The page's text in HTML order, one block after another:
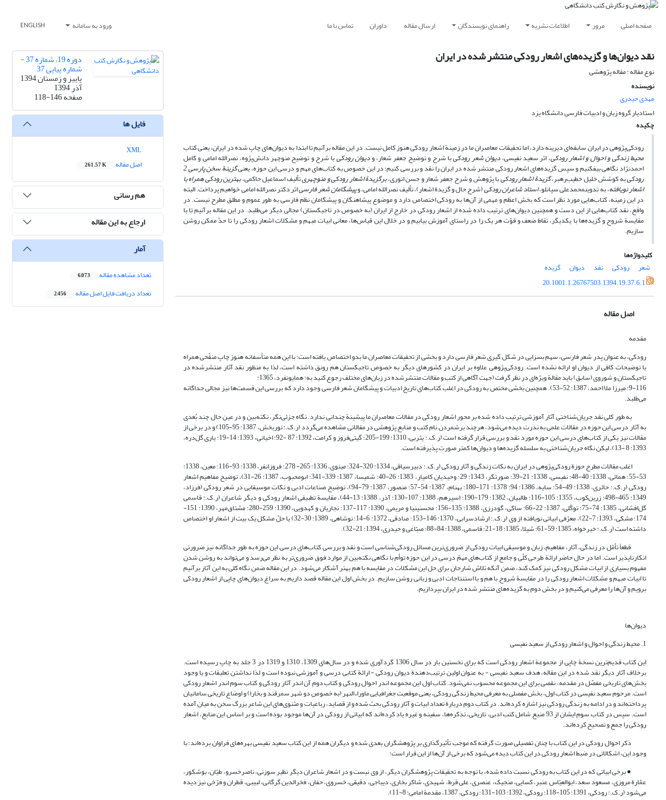
صفحه اصلی مرور اطلاعات نشریه راهنمای نویسندگان ارسال مقاله داوران تماس با ما ورود به سامانه ENGLISH
نقد دیوان‌ها و گزیده‌های اشعار رودکی منتشر شده در ایران
نوع مقاله : مقاله پژوهشی
نویسنده
مهدی حیدری
استادیار گروه زبان و ادبیات فارسی دانشگاه یزد
چکیده
رودکی‌پژوهی در ایران سابقه‌ای دیرینه دارد، اما تحقیقات معاصران ما در زمینة اشعار رودکی هنوز کامل نیست. در این مقاله برآنیم تا ابتدا به دیوان‌های چاپ شده در ایران، یعنی کتاب
محیط زندگی و احوال و اشعار رودکی، اثر سعید نفیسی،دیوان شعر رودکیبا شرح و توضیح جعفر شعار، ودیوان رودکیبا شرح و توضیح منوچهر دانش‌پژوه، نصرالله امامی و کامل
احمدنژاد نگاهی بیفکنیم و سپس گزیده‌های اشعار رودکی منتشر شده در ایران را نقد و بررسی کنیم؛ در این خصوص به کتاب‌های مهم و درسی این حوزه، یعنیگزینةسخن پارسی2
رودکیبه کوشش خلیل خطیب‌رهبر،گزیدة اشعار رودکیبا پژوهش و شرح جعفر شعار و حسن انوری،برگزیدة اشعار رودکی و منوچهریتألیف اسماعیل حاکمی،بهترینرودکی همراه با
اشعار نویافته،به تدوینمحمدعلی سپانلو،استاد شاعران رودکی(شرح حال و گزیدة اشعار)، تألیف نصرالله امامی، وپیشگامان شعر فارسیاثر دکتر نصرالله امامی خواهیم پرداخت. البته
در این زمینه، کتاب‌هایی مورد نظر است که بخش اعظم و مهمی از آن‌ها به رودکی اختصاص دارد و موضوع پیشاهنگان و پیشگامان نظم فارسی به طور عموم و مطلق مطرح نیست. در
واقع، نقد کتاب‌هایی از این دست و همچنین دیوان‌های ترتیب داده شده از اشعار رودکی در خارج از ایران (به خصوص در تاجیکستان) مجالی دیگر می‌طلبد. در این مقاله برآنیم تا با
مقایسة شروح و گزیده‌ها با یکدیگر، نقاط ضعف و قوّت هر یک را در راستای آموزش بیابیم و در خلال این قیاس‌ها، معانی ابیات مبهم و مشکلات اشعار رودکی را تا حدّ ممکن روشن
سازیم.
کلیدواژه‌ها
شعر
رودکی نقد دیوان
گزیده
20.1001.1.26767503.1394.19.37.6.1
اصل مقاله
مقدمه
رودکی، به عنوان پدر شعر فارسی، سهم بسزایی در شکل گیری شعر فارسی دارد و بخشی از تحقیقات معاصران ما بدو اختصاص یافته است؛ با این همه متأسفانه هنوز چاپ منقّحی همراه
با توضیحات کافی از دیوان او ارائه نشده است. رودکی‌پژوهی علاوه بر ایران در کشورهای دیگر به خصوص تاجیکستان هم رونق داشته است، لذا به منظور نقد آثار منتشرشده در
تاجیکستان و شوروی (سابق) باید مقالة ویژه‌ای در نظر گرفت (جهت آگاهی از کتب و مقالات منتشرشده در زبان‌های مختلف رجوع کنید به: همایونفرد، 1365:
9-116؛ میرزا ملا احمد، 1387: 52-53). همچنین بخشی مختص به رودکی در اغلب کتاب‌های تاریخ ادبیات و پیشگامان شعر فارسی وجود دارد که بررسی این قسمت‌ها نیز مجالی جداگانه
می‌طلبد.
به طور کلی نقد جریان‌شناختی آثار آموزشی ترتیب داده شده بر محور اشعار رودکی در مقالات معاصران ما پیشینة چندانی ندارد. نگاه جزئی‌نگر، نکته‌بین و در عین حال چند بُعدی
به آثار درسیِ این حوزه در مقالات علمی به ندرت دیده می‌شود، هرچند برشمردن نام کتب و منابع پژوهشی در مقالاتی مشاهده می‌گردد (ر.ک.: نوربخش، 1387: 95-105) و در برخی از
مقالات نیز یکی از کتاب‌های درسی این حوزه مورد نقد و بررسی قرار گرفته است (ر.ک.: یثربی، 1310: 199-205؛ گیتی‌فروز و کرامت، 1392: 87 -92؛ اخیانی، 1393: 14-19؛ یاری گل‌دره،
1393: 8 -13)، لیکن نگاه جریان‌شناختی به سلسله گزیده‌ها و دیوان‌ها کمتر صورت پذیرفته است.
اغلب مقالات مطرح حوزة رودکی‌پژوهی در ایران به نکات زندگی و آثار رودکی (ر.ک.: دبیرسیاقی، 1334: 320-324؛ مینوی، 1336: 265- 278؛ فروزانفر، 1338: 93-116؛ معین، 1338:
53-55؛ همائی، 1338: 40-48؛ نفیسی، 1338: 21-39؛ صورتگر، 1343: 29؛ وحیدیان کامیار، 1383: 26-40؛ شمیسا، 1387: 339-341؛ ابومحبوب، 1387: 26-31)، توضیح مفاهیم اشعار
رودکی (ر.ک.: حائری، 1338: 49-54؛ سایه، 1386: 94؛ 1378: 171-180؛ بهنام، 1387: 54-57؛ منصور، 1387: 79-94)، توضیح صناعات ادبی و نکات موسیقایی در شعر رودکی (فرزاد،
1349: 465-498؛ زرین‌کوب، 1355: 105-116؛ طالبیان، 1382: 179-190؛ اسپرهم، 1388: 107-130؛ آذر، 1388: 13-44)، مقایسة تطبیقی اشعار رودکی و دیگر شاعران (ر.ک.: قاسمی
گل‌افشانی، 1385: 74-75؛ توکّلی، 1387: 22-66؛ ساکی، گودرزی، 1388: 135-156؛ محسنینیا و مریمی، 1390: 117-137؛ نجاریان و کهدویی، 1390: 259-280؛ مشتاق‌مهر، 1390: 151-
174؛ مشکی، 1393: 7-22)، معرّفی ابیاتی نویافته از وی (ر.ک.: ارشادسرابی، 1370: 146-153؛ صادقی، 1372: 6-14؛ نوشاهی، 1389: 30-32) یا حلّ مشکل یک بیت از اشعار او اختصاص
داشته است (ر.ک.: خیرخواه، 1385: 59-61؛ شیلا، 1385: 18-21؛ قاسمی، 1388: 84-88؛ صبّاغی و حیدری، 1394: 21-32).
قطعاً تأمّل در زندگی، آثار، مفاهیم، زبان و موسیقی ابیات رودکی از ضروری‌ترین مسائل رودکی‌شناسی است و نقد و بررسی کتاب‌های درسی این حوزه به طور جداگانه نیز ضرورتی
انکارناپذیر است. اما در حال حاضر ارائة طرحی کلّی و جامع از کتاب‌های مهمّ درسی در این حوزه توأم با نگاهی نکته‌بین از موارد فوق ضروری‌تر به نظر می‌رسد و می‌تواند به روشن شدن
مفهوم بسیاری از ابیات مشکل رودکی نیز کمک کند، ضمن آنکه تلاش شارحان برای حل این مشکلات در مقایسه با هم بهتر آشکار می‌شود. در این مقاله ضمن نگاه کلی به این آثار برآنیم
تا ابیات مبهم و مشکلات اشعار رودکی را در مقایسة شروح با هم و با استنتاجات ادبی و زبانی روشن سازیم. در بخش اول این مقاله قصد داریم به سراغ دیوان‌های چاپی از اشعار رودکی
برویم و آن‌ها را معرفی می‌کنیم و در بخش دوم به گزیده‌های منتشر شده در ایران بپردازیم.
دیوان‌ها
1. محیط زندگی و احوال و اشعار رودکی از سعید نفیسی
این کتاب قدیم‌ترین نسخة چاپی از مجموعة اشعار رودکی است که برای نخستین بار در سال 1306 گردآوری شده و در سال‌های 1309، 1310 و 1319 در 3 جلد به چاپ رسیده است.
برخلاف آثار دیگر نقد شده در این مقاله، هدف سعید نفیسی - به عنوان اولین ترتیب‌دهندة دیوان رودکی - ارائة کتابی درسی و آموزشی نبوده است و لذا نداشتن تعلیقات و یا وجود
بخش‌های تاریخی مفصّل در مقدمه، نقصی برای این مجموعه محسوب نمی‌شود. کتاب اول این مجموعه اندر احوال رودکی و کتاب دوم آن اندر آثار رودکی و کتاب سوم اندر اشعار رودکی
است. مرحوم سعید نفیسی در کتاب اول، بخش مفصلی به معرفی محیط زندگی رودکی، یعنی موقعیت جغرافیایی ماوراءالنهر (به خصوص دو شهر سمرقند و بخارا) و اوضاع تاریخی سامانیان
پرداخته‌اند و در ادامه به زندگی رودکی نیز اشاره کرده‌اند. در کتاب دوم دربارة تعداد ابیات و آثار رودکی بحث شده و از قصاید، رباعیات و مثنوی‌های این شاعر بزرگ سخن به میان آمده
است. سپس در کتاب سوم ایشان از 93 منبع شامل کتب ادبی، تاریخی، تذکره‌ها، سفینه‌ و غیره یاد کرده‌اند که ابیاتی از رودکی در آن‌ها موجود بوده است و بر اساس این منابع، اشعار
رودکی را جمع و تصحیح کرده‌اند.
ذکر احوال رودکی در این کتاب با چنان تفصیلی صورت گرفته که موجب تأثیرگذاری بر پژوهشگران بعدی شده و دیگران همه از این کتاب سعید نفیسی بهره‌های فراوان برده‌اند؛ با
وجود این، اشکالاتی در ضبط اشعار رودکی در این کتاب دیده می‌شود که برخی از آن‌ها از این قرار است:
● برخی ابیاتی که در این کتاب به رودکی نسبت داده شده، با توجه به تحقیقات پژوهشگران دیگر، از وی نیست و در اشعار شاعران دیگر نظیر سوزنی، ناصرخسرو، طیّان، بوشکور،
عمّارة مروزی، مسعود سعد، ابوالعبّاس عنبر، کسایی، منجیک، عنصری، علی قرط، شهیدی، شاکر بخاری، دیباجی، دقیقی، خسروی، حفان، فخرالدین گرگانی، لبیبی، قطران و فرّخی نیز دیده
می‌شود (ر.ک.: رودکی، 1391: 105-118؛ رودکی، 1392: 103-131؛ رودکی، 1387، مقدمة امامی: 8-11).
دوره 19، شماره 37 -
شماره پیاپی 37
پاییز و زمستان 1394
آذر 1394
صفحه118-146
فایل ها
اصل مقاله
261.57 K
هم رسانی
ارجاع به این مقاله
آمار
تعداد مشاهده مقاله 6,073
تعداد دریافت فایل اصل مقاله 2,456